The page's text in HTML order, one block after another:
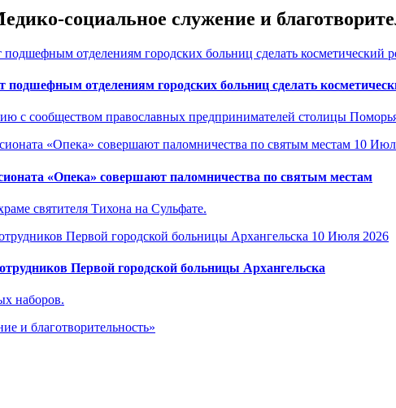
социальное служение и
подшефным отделениям городских больниц сделать
с сообществом православных предпринимателей столицы
10
«Опека» совершают паломничества по святым местам
святителя Тихона на Сульфате.
10 Июля 2026
Первой городской больницы Архангельска
наборов.
и благотворительность»